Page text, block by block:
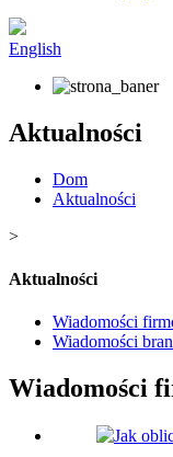
English
Aktualności
Dom
Aktualności
>
Aktualności
Wiadomości
Wiadomości
Wiadomości